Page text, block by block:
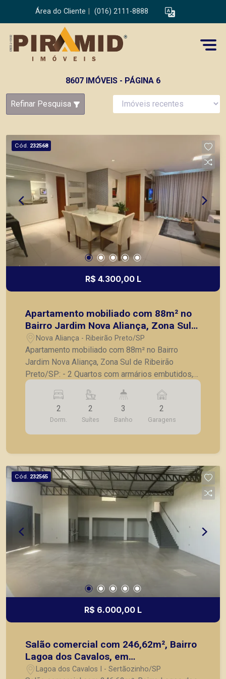
Área do Cliente (016) 2111-8888
8607 IMÓVEIS - PÁGINA 6
Refinar Pesquisa
Cód. 232568
R$ 4.300,00 L
Apartamento mobiliado com 88m² no
Bairro Jardim Nova Aliança, Zona Sul
de Ribeirão Preto/SP:
Nova Aliança - Ribeirão Preto/SP
Apartamento mobiliado com 88m² no Bairro
Jardim Nova Aliança, Zona Sul de Ribeirão
Preto/SP: - 2 Quartos com armários embutidos,
sendo 1 suite; - Banheiro social completo; -
Apartamento todo climatizado; - Sala para 2
ambientes; - Lavabo; - Varanda gourmet fechada
com vidro; - Cozinha com arários planejados; -
Lavanderia; - 2 Vagas de garagem. A Piramid tem
imóveis prontos, usados ou mesmo nos
principais lançamentos da cidade de Ribeirão
Preto.
2
Dorm.
2
Suítes
3
Banho
2
Garagens
Cód. 232565
R$ 6.000,00 L
Salão comercial com 246,62m², Bairro
Lagoa dos Cavalos, em
Sertãozinho/SP.
Lagoa dos Cavalos I - Sertãozinho/SP